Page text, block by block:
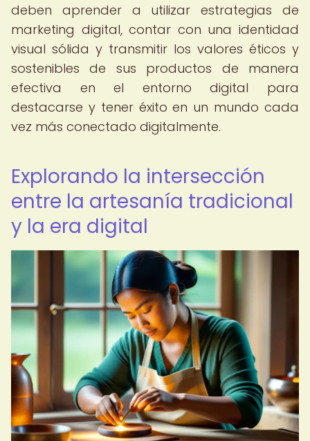
deben aprender a utilizar estrategias de
marketing digital, contar con una identidad
visual sólida y transmitir los valores éticos y
sostenibles de sus productos de manera
efectiva en el entorno digital para
destacarse y tener éxito en un mundo cada
vez más conectado digitalmente.
Explorando la intersección
entre la artesanía tradicional
y la era digital